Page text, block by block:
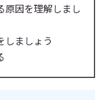
原因を理解しまし
しましょう